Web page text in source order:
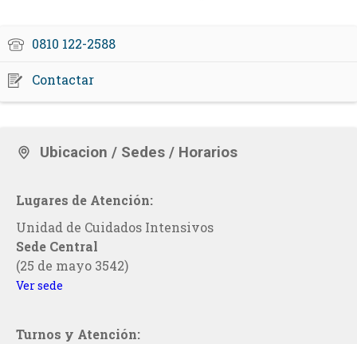
0810 122-2588
Contactar
Ubicacion / Sedes / Horarios
Lugares de Atención:
Unidad de Cuidados Intensivos
Sede Central
(25 de mayo 3542)
Ver sede
Turnos y Atención: